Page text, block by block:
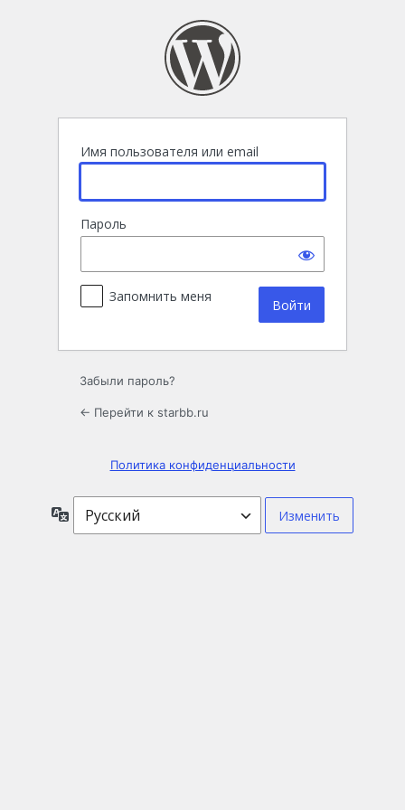
Имя пользователя или email
Пароль
Запомнить меня
Забыли пароль?
← Перейти к starbb.ru
Политика конфиденциальности
Язык